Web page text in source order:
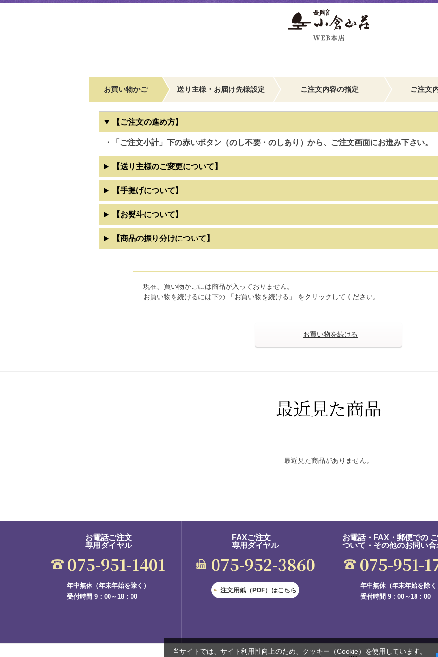
お買い物かご 送り主様・お届け先様設定 ご注文内容の指定 ご注文
【ご注文の進め方】
・「ご注文小計」下の赤いボタン（のし不要・のしあり）から、ご注文画面にお進み下さい。
【送り主様のご変更について】
【手提げについて】
【お熨斗について】
【商品の振り分けについて】
現在、買い物かごには商品が入っておりません。
お買い物を続けるには下の 「お買い物を続ける」 をクリックしてください。
最近見た商品
最近見た商品がありません。
お電話ご注文
専用ダイヤル
075-951-1401
年中無休（年末年始を除く）
受付時間 9：00～18：00
FAXご注文
専用ダイヤル
075-952-3860
注文用紙（PDF）はこちら
お電話・FAX・郵便での
ついて・その他のお問い合
075-951-
年中無休（年末年始を除く
受付時間 9：00～18：00
当サイトでは、サイト利用性向上のため、クッキー（Cookie）を使用しています。